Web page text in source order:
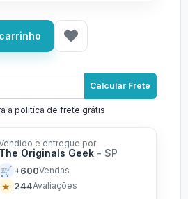
Calcular Frete
a politíca de frete grátis
e entregue por
The Originals Geek - SP
🛒 +600Vendas
★ 244Avaliações